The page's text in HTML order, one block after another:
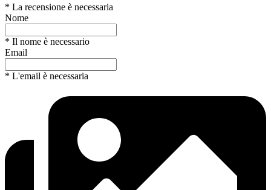
* La recensione è necessaria
Nome
* Il nome è necessario
Email
* L'email è necessaria